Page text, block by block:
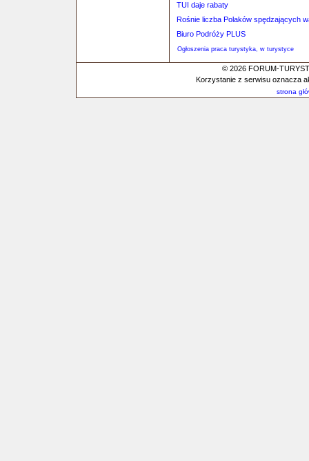
TUI daje rabaty
Rośnie liczba Polaków spędzających
Biuro Podróży PLUS
Ogłoszenia praca turystyka, w turystyce
© 2026 FORUM-
Korzystanie z serwisu oznacza
strona